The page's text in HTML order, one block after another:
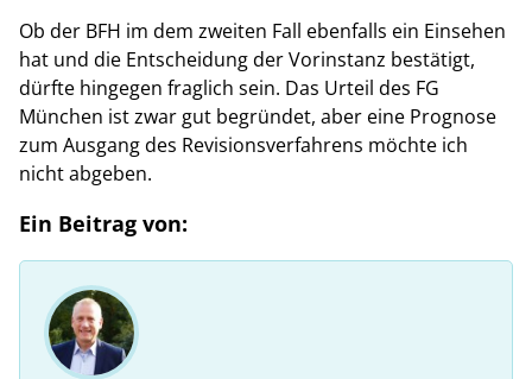
Ob der BFH im dem zweiten Fall ebenfalls ein Einsehen
hat und die Entscheidung der Vorinstanz bestätigt,
dürfte hingegen fraglich sein. Das Urteil des FG
München ist zwar gut begründet, aber eine Prognose
zum Ausgang des Revisionsverfahrens möchte ich
nicht abgeben.
Ein Beitrag von: